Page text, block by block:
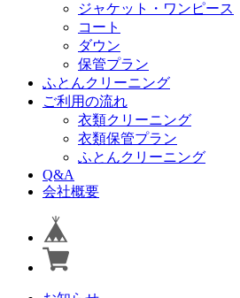
ジャケット・ワンピース
コート
ダウン
保管プラン
ふとんクリーニング
ご利用の流れ
衣類クリーニング
衣類保管プラン
ふとんクリーニング
Q&A
会社概要